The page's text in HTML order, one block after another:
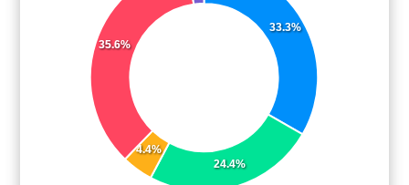
33.3%
24.4%
4.4%
35.6%